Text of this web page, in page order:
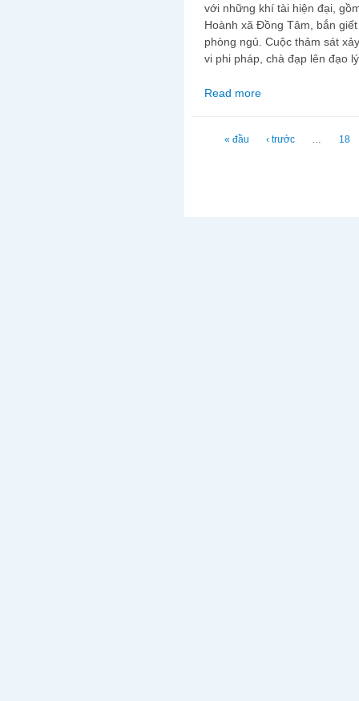
với những khí tài hiện đại,
Hoành xã Đồng Tâm, bắn
phòng ngủ. Cuộc thảm sát
vi phi pháp, chà đạp lên đạo
Read more
Trang
« đầu ‹ trước … 18